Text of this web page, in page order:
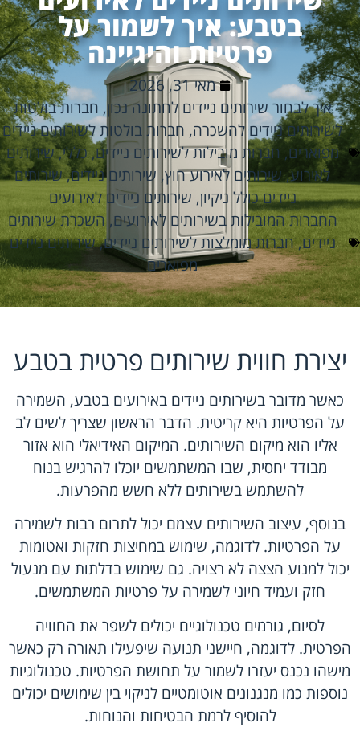
בטבע: איך לשמור על
פרטיות והיגיינה
מאי 31, 2026
איך לבחור שירותים ניידים לחתונה נכון, חברות בולטות
לשירותים ניידים להשכרה, חברות בולטות לשירותים ניידים
מפוארים, חברות מובילות לשירותים ניידים,כללי,שירותים
לאירוע,שירותים לאירוע חוץ, שירותים ניידים,שירותים
ניידים כולל ניקיון, שירותים ניידים לאירועים
החברות המובילות בשירותים לאירועים,השכרת שירותים
ניידים,חברות מומלצות לשירותים ניידים,שירותים ניידים
מפוארים
יצירת חווית שירותים פרטית בטבע
כאשר מדובר בשירותים ניידים באירועים בטבע, השמירה
על הפרטיות היא קריטית. הדבר הראשון שצריך לשים לב
אליו הוא מיקום השירותים. המיקום האידיאלי הוא אזור
מבודד יחסית, שבו המשתמשים יוכלו להרגיש בנוח
להשתמש בשירותים ללא חשש מהפרעות.
בנוסף, עיצוב השירותים עצמם יכול לתרום רבות לשמירה
על הפרטיות. לדוגמה, שימוש במחיצות חזקות ואטומות
יכול למנוע הצצה לא רצויה. גם שימוש בדלתות עם מנעול
חזק ועמיד חיוני לשמירה על פרטיות המשתמשים.
לסיום, גורמים טכנולוגיים יכולים לשפר את החוויה
הפרטית. לדוגמה, חיישני תנועה שיפעילו תאורה רק כאשר
מישהו נכנס יעזרו לשמור על תחושת הפרטיות. טכנולוגיות
נוספות כמו מנגנונים אוטומטיים לניקוי בין שימושים יכולים
להוסיף לרמת הבטיחות והנוחות.